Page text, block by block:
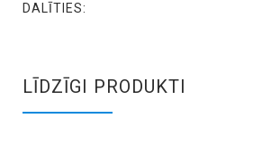
DALĪTIES:
LĪDZĪGI PRODUKTI